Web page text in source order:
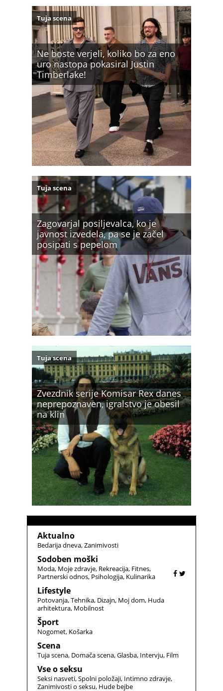
Ne boste verjeli, koliko bo za eno
uro nastopa pokasiral Justin
Timberlake!
Tuja scena
Zagovarjal posiljevalca, ko je
javnost izvedela, pa se je začel
posipati s pepelom
Tuja scena
Zvezdnik serije Komisar Rex danes
neprepoznaven, igralstvo je obesil
na klin
Tuja scena
Aktualno
Bedarija dneva Zanimivosti
Sodoben moški
Moda Moje zdravje Rekreacija Fitnes
Partnerski odnos Psihologija Kulinarika
Lifestyle
Potovanja Tehnika Dizajn Moj dom Huda
arhitektura Mobilnost
Šport
Nogomet Košarka
Scena
Tuja scena Domača scena Glasba Intervju Film
Vse o seksu
Seksi nasveti Spolni položaji Intimno zdravje
Zanimivosti o seksu Hude bejbe